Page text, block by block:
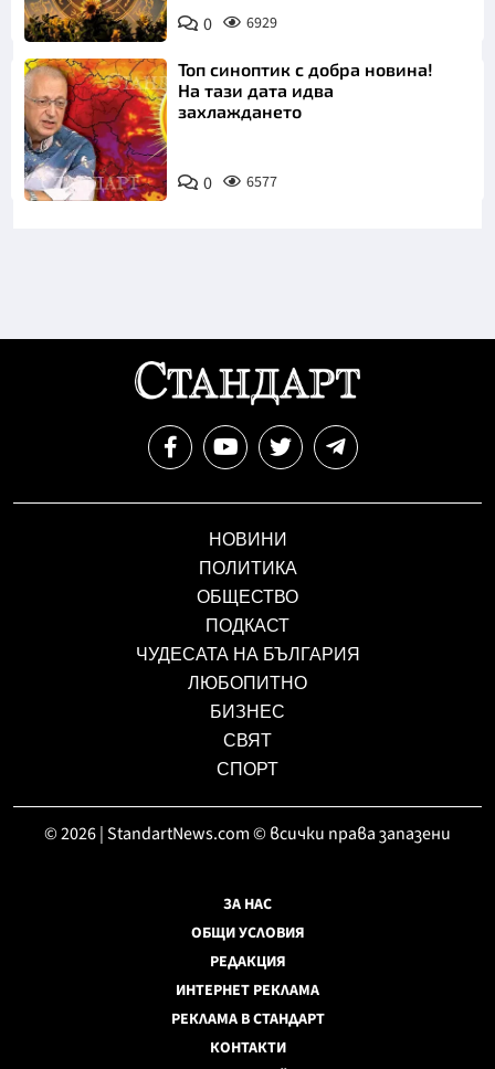
0 6929
Топ синоптик с добра новина!
На тази дата идва
захлаждането
0 6577
НОВИНИ
ПОЛИТИКА
ОБЩЕСТВО
ПОДКАСТ
ЧУДЕСАТА НА БЪЛГАРИЯ
ЛЮБОПИТНО
БИЗНЕС
СВЯТ
СПОРТ
© 2026 | StandartNews.com © всички права запазени
ЗА НАС
ОБЩИ УСЛОВИЯ
РЕДАКЦИЯ
ИНТЕРНЕТ РЕКЛАМА
РЕКЛАМА В СТАНДАРТ
КОНТАКТИ